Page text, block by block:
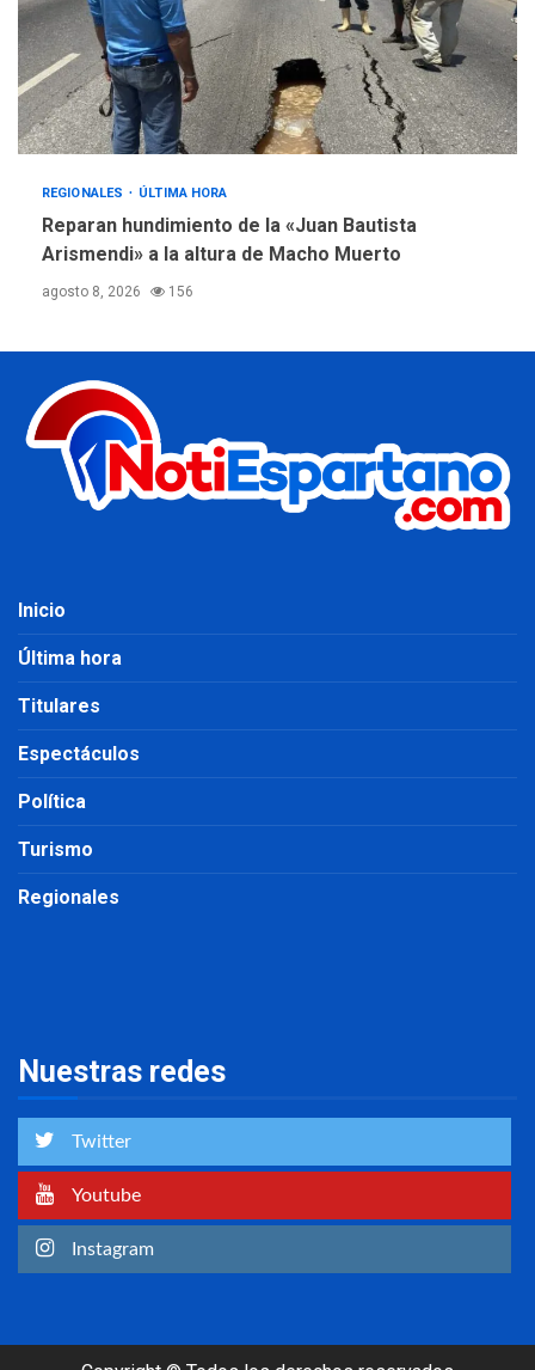
REGIONALES ÚLTIMA HORA
Reparan hundimiento de la «Juan Bautista
Arismendi» a la altura de Macho Muerto
agosto 8, 2026 156
Inicio
Última hora
Titulares
Espectáculos
Política
Turismo
Regionales
Nuestras redes
Twitter
Youtube
Instagram